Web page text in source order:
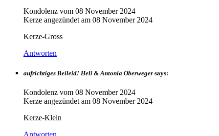
Kondolenz vom 08 November 2024
Kerze angezündet am 08 November 2024
Kerze-Gross
Antworten
aufrichtiges Beileid! Heli & Antonia Oberweger says:
Kondolenz vom 08 November 2024
Kerze angezündet am 08 November 2024
Kerze-Klein